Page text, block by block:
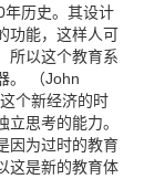
年历史。其设计
功能，这样人可
所以这个教育系
。 （John
个新经济的时
思考的能力。
因为过时的教育
这是新的教育体